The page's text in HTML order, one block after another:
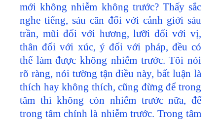
mới không nhiễm không trước? Thấy sắc
nghe tiếng, sáu căn đối với cảnh giới sáu
trần, mũi đối với hương, lưỡi đối với vị,
thân đối với xúc, ý đối với pháp, đều có
thể làm được không nhiễm trước. Tôi nói
rõ ràng, nói tường tận điều này, bất luận là
thích hay không thích, cũng đừng để trong
tâm thì không còn nhiễm trước nữa, để
trong tâm chính là nhiễm trước. Trong tâm